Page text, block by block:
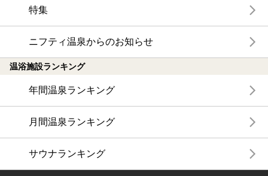
特集
ニフティ温泉からのお知らせ
温浴施設ランキング
年間温泉ランキング
月間温泉ランキング
サウナランキング